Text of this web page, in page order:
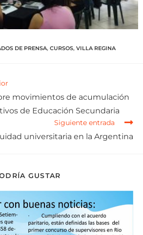
DE PRENSA, CURSOS, VILLA REGINA
movimientos de acumulación
de Educación Secundaria
Siguiente entrada
universitaria en la Argentina
GUSTAR